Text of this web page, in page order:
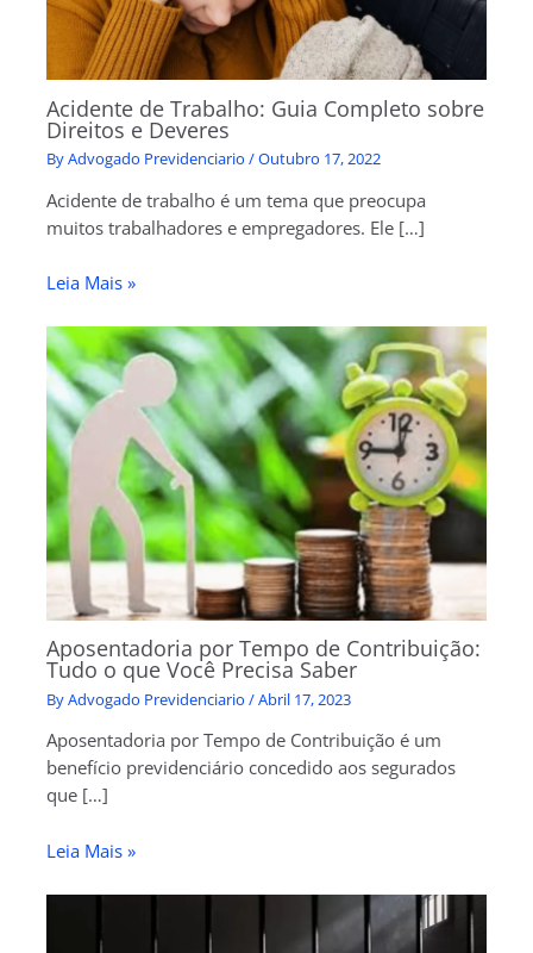
Acidente de Trabalho: Guia Completo sobre
Direitos e Deveres
ByAdvogado Previdenciario/Outubro 17, 2022
Acidente de trabalho é um tema que preocupa
muitos trabalhadores e empregadores. Ele […]
Leia Mais »
Aposentadoria por Tempo de Contribuição:
Tudo o que Você Precisa Saber
ByAdvogado Previdenciario/Abril 17, 2023
Aposentadoria por Tempo de Contribuição é um
benefício previdenciário concedido aos segurados
que […]
Leia Mais »